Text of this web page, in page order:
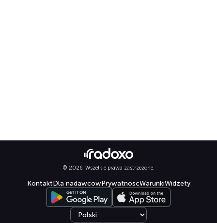
© 2026. Wszelkie prawa zastrzeżone.
KontaktDla nadawcówPrywatnośćWarunkiWidżety
Select language